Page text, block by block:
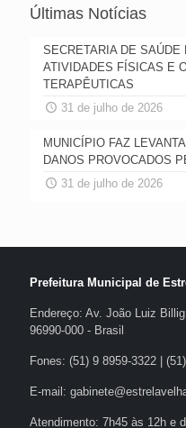
Últimas Notícias
SECRETARIA DE SAÚDE
ATIVIDADES FÍSICAS E
TERAPÊUTICAS
31 de julho de 2026
MUNICÍPIO FAZ
DANOS PROVOCADOS
31 de julho de 2026
Prefeitura Municipal de
Endereço: Av. João Luiz
96990-000 - Brasil
Fones: (51) 9 8959-3322 |
E-mail:
Atendimento: 7h45 às 12h e